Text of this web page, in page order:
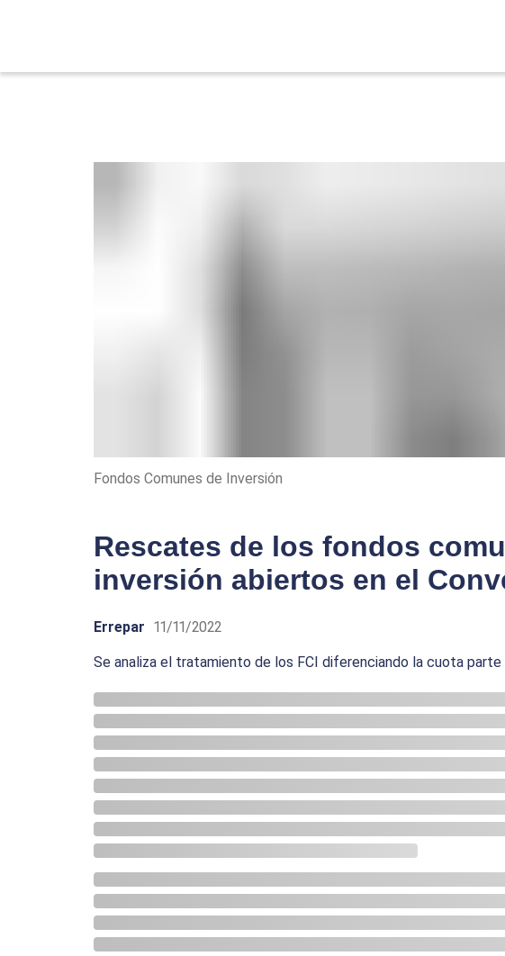
Fondos Comunes de Inversión
Rescates de los fondos
inversión abiertos en el
Errepar 11/11/2022
Se analiza el tratamiento de los FCI diferenciando la cuota